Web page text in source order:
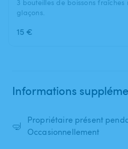
3 bouteilles de boissons fraîches
glaçons.
15 €
Informations
🤿
Propriétaire présent
Occasionnellement